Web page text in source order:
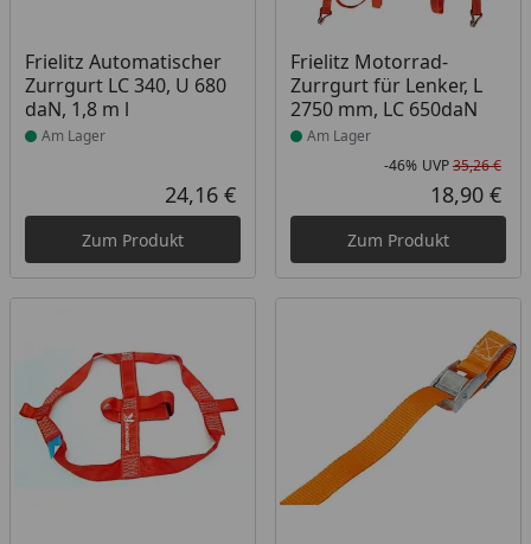
Frielitz Automatischer
Zurrgurt LC 340, U 680
daN, 1,8 m l
Produkt am Lager
Am Lager
Aktueller Preis
24,16 €
Zum Produkt
Frielitz Motorrad-
Zurrgurt für Lenker, L
2750 mm, LC 650daN
Produkt am Lager
Am Lager
-46% UVP35,26 €
18,90 €
Zum Produkt